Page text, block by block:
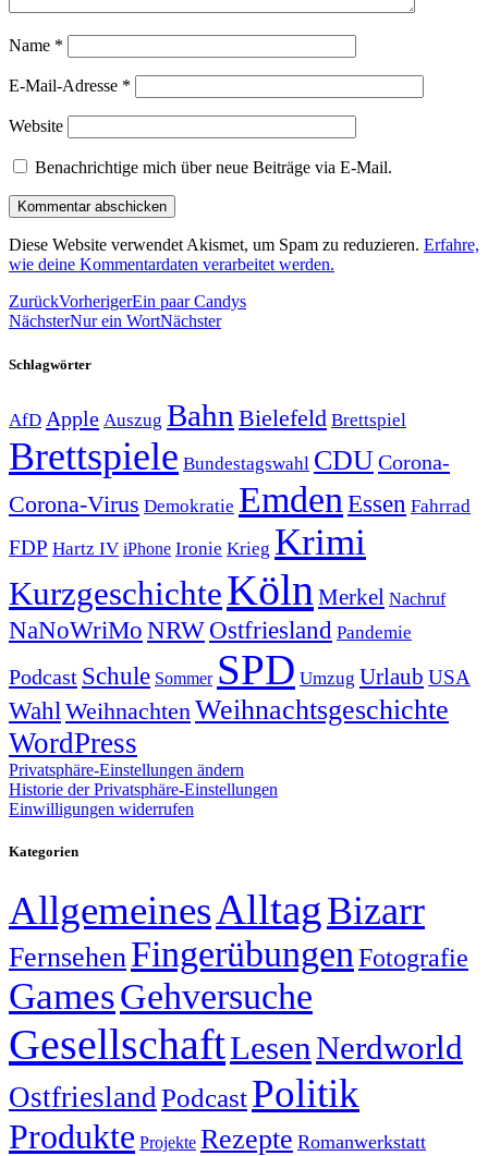
Name *
E-Mail-Adresse *
Website
Benachrichtige mich über neue Beiträge via E-Mail.
Diese Website verwendet Akismet, um Spam zu reduzieren. Erfahre,
wie deine Kommentardaten verarbeitet werden.
ZurückVorherigerEin paar Candys
NächsterNur ein WortNächster
Schlagwörter
AfD Apple Auszug Bahn Bielefeld Brettspiel
Brettspiele Bundestagswahl CDUCorona-
Corona-Virus Demokratie Emden Essen Fahrrad
FDP Hartz IV iPhone Ironie Krieg Krimi
KurzgeschichteKöln Merkel Nachruf
NaNoWriMo NRWOstfriesland Pandemie
Podcast Schule Sommer SPD Umzug Urlaub USA
Wahl Weihnachten Weihnachtsgeschichte
WordPress
Privatsphäre-Einstellungen ändern
Historie der Privatsphäre-Einstellungen
Einwilligungen widerrufen
Kategorien
AllgemeinesAlltagBizarr
FernsehenFingerübungen Fotografie
GamesGehversuche
GesellschaftLesenNerdworld
OstfrieslandPodcastPolitik
Produkte Projekte Rezepte Romanwerkstatt